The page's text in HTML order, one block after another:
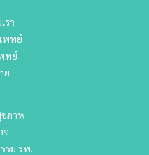
รา
พทย์
ทย์
ย
ภาพ
จ
รม รพ.